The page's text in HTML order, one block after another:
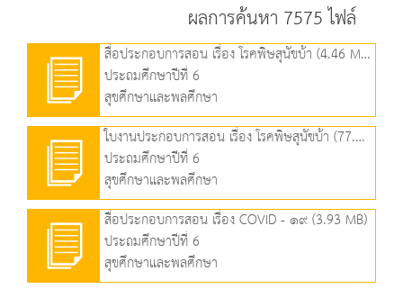
ผลการค้นหา 7575 ไฟล์
สื่อประกอบการสอน เรื่อง โรคพิษสุนัขบ้า (4.46 MB)
ประถมศึกษาปีที่ 6
สุขศึกษาและพลศึกษา
ใบงานประกอบการสอน เรื่อง โรคพิษสุนัขบ้า (77.06 KB)
ประถมศึกษาปีที่ 6
สุขศึกษาและพลศึกษา
สื่อประกอบการสอน เรื่อง COVID - ๑๙ (3.93 MB)
ประถมศึกษาปีที่ 6
สุขศึกษาและพลศึกษา